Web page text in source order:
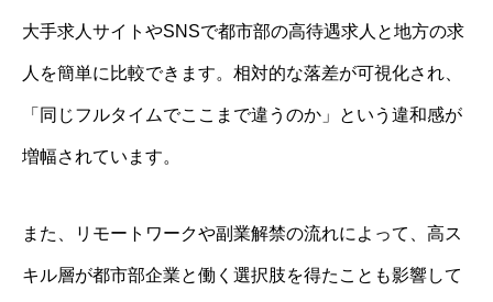
大手求人サイトやSNSで都市部の高待遇求人と地方の求
人を簡単に比較できます。相対的な落差が可視化され、
「同じフルタイムでここまで違うのか」という違和感が
増幅されています。
また、リモートワークや副業解禁の流れによって、高ス
キル層が都市部企業と働く選択肢を得たことも影響して